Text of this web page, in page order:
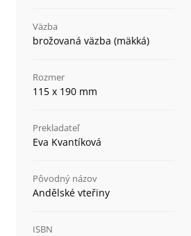
Väzba
brožovaná väzba (mäkká)
Rozmer
115 x 190 mm
Prekladateľ
Eva Kvantíková
Pôvodný názov
Andělské vteřiny
ISBN